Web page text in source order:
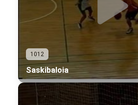
1012
Saskibaloia